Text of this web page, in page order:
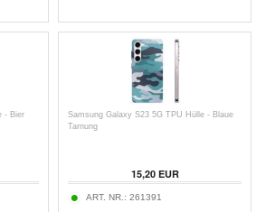
- Bier
Samsung Galaxy S23 5G TPU Hülle - Blaue
Tarnung
15,20EUR
ART. NR.: 261391